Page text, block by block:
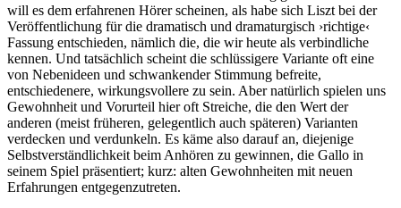
will es dem erfahrenen Hörer scheinen, als habe sich Liszt bei der
Veröffentlichung für die dramatisch und dramaturgisch ›richtige‹
Fassung entschieden, nämlich die, die wir heute als verbindliche
kennen. Und tatsächlich scheint die schlüssigere Variante oft eine
von Nebenideen und schwankender Stimmung befreite,
entschiedenere, wirkungsvollere zu sein. Aber natürlich spielen uns
Gewohnheit und Vorurteil hier oft Streiche, die den Wert der
anderen (meist früheren, gelegentlich auch späteren) Varianten
verdecken und verdunkeln. Es käme also darauf an, diejenige
Selbstverständlichkeit beim Anhören zu gewinnen, die Gallo in
seinem Spiel präsentiert; kurz: alten Gewohnheiten mit neuen
Erfahrungen entgegenzutreten.